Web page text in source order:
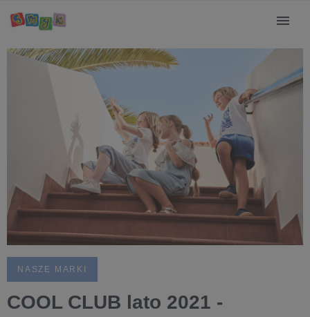
NASZE MARKI
COOL CLUB lato 2021 -